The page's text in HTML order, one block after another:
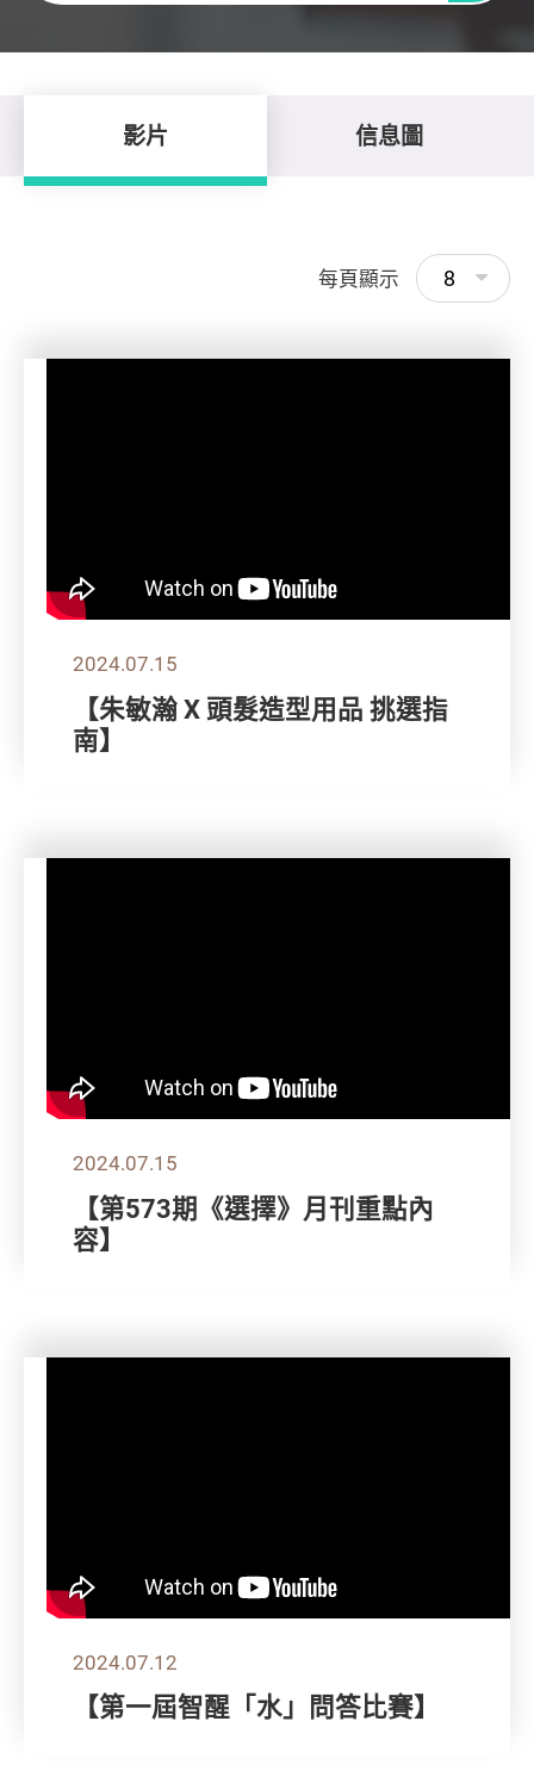
影片 信息圖
每頁顯示 8
2024.07.15
【朱敏瀚 X 頭髮造型用品 挑選指
南】
2024.07.15
【第573期《選擇》月刊重點內
容】
2024.07.12
【第一屆智醒「水」問答比賽】